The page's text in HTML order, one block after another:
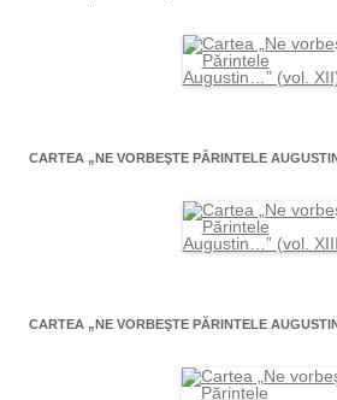
CARTEA „NE VORBEŞTE PĂRINTELE
CARTEA „NE VORBEŞTE PĂRINTELE